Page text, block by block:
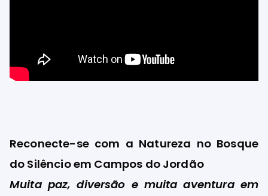
Reconecte-se com a Natureza no Bosque
do Silêncio em Campos do Jordão
Muita paz, diversão e muita aventura em